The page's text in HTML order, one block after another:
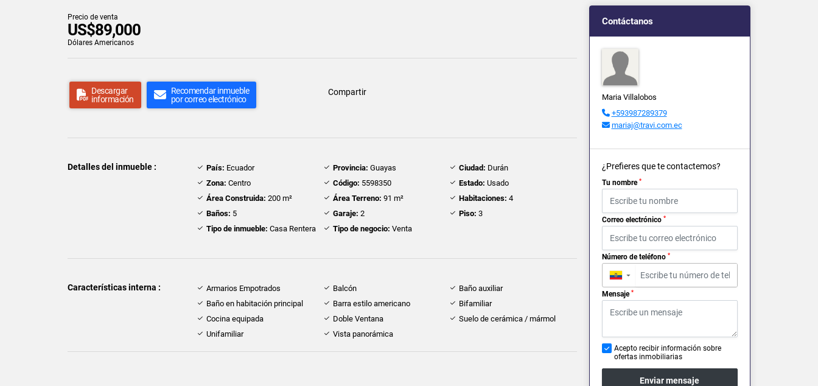
Precio de venta
US$89,000
Dólares Americanos
Descargar
información
Recomendar inmueble
por correo electrónico
Compartir
Detalles del inmueble : País: Ecuador Provincia: Guayas Ciudad: Durán
Zona: Centro Código: 5598350 Estado: Usado
Área Construida: 200 m² Área Terreno: 91 m² Habitaciones: 4
Baños: 5 Garaje: 2 Piso: 3
Tipo de inmueble: Casa Rentera Tipo de negocio: Venta
Características interna : Armarios Empotrados Balcón
Baño auxiliar
Baño en habitación principal
Barra estilo americano
Bifamiliar
Cocina equipada
Doble Ventana
Suelo de cerámica / mármol
Unifamiliar
Vista panorámica
Contáctanos
Maria Villalobos
+593987289379
mariaj@travi.com.ec
¿Prefieres que te contactemos?
Tu nombre *
Correo electrónico *
Número de teléfono *
▼
Mensaje *
Acepto recibir información sobre
ofertas inmobiliarias
Enviar mensaje